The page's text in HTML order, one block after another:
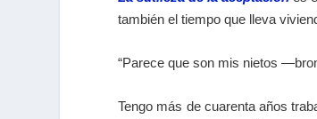
también el tiempo que lleva
“Parece que son mis nietos
Tengo más de cuarenta años